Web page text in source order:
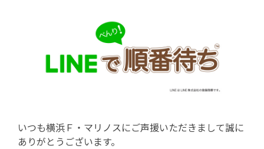
いつも横浜Ｆ・マリノスにご声援いただきまして誠に
ありがとうございます。